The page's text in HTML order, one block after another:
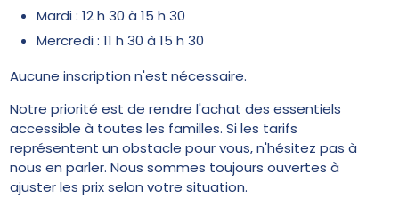
Mardi : 12 h 30 à 15 h 30
Mercredi : 11 h 30 à 15 h 30
Aucune inscription n'est nécessaire.
Notre priorité est de rendre l'achat des essentiels
accessible à toutes les familles. Si les tarifs
représentent un obstacle pour vous, n'hésitez pas à
nous en parler. Nous sommes toujours ouvertes à
ajuster les prix selon votre situation.